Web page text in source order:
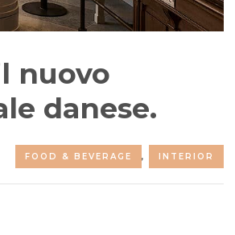
nuovo
danese.
FOOD & BEVERAGE , INTERIOR